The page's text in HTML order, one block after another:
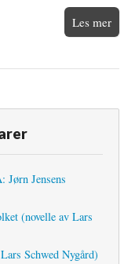
Les mer
Jørn Jensens
(novelle av Lars
Schwed Nygård)